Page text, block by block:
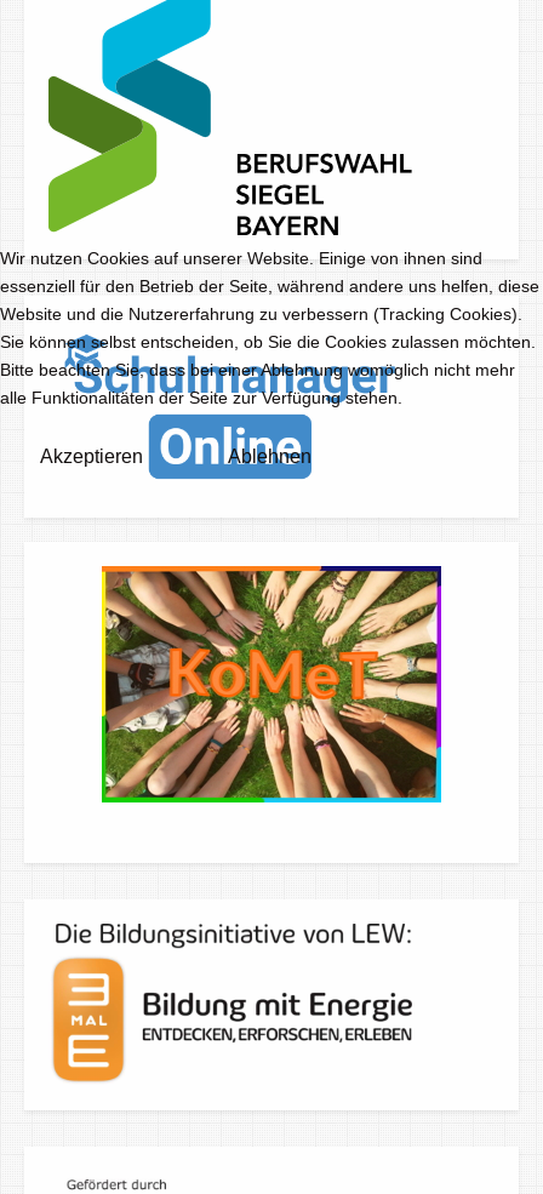
Wir nutzen Cookies auf unserer Website. Einige von ihnen sind
essenziell für den Betrieb der Seite, während andere uns helfen, diese
Website und die Nutzererfahrung zu verbessern (Tracking Cookies).
Sie können selbst entscheiden, ob Sie die Cookies zulassen möchten.
Bitte beachten Sie, dass bei einer Ablehnung womöglich nicht mehr
alle Funktionalitäten der Seite zur Verfügung stehen.
Akzeptieren Ablehnen